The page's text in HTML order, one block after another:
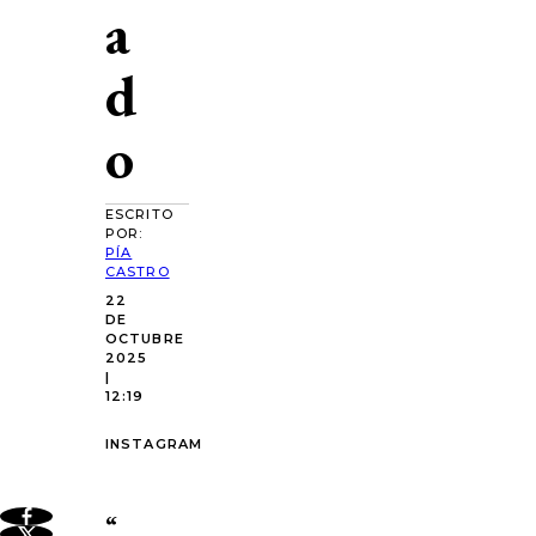
a
d
o
ESCRITO
POR:
PÍA
CASTRO
22
DE
OCTUBRE
2025
|
12:19
INSTAGRAM
“